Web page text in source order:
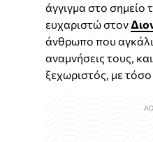
άγγιγμα στο σημείο
ευχαριστώ στον
άνθρωπο που
αναμνήσεις τους,
ξεχωριστός, με